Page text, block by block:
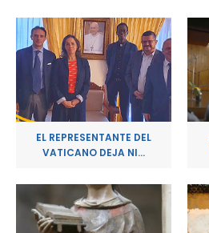
EL REPRESENTANTE DEL
VATICANO DEJA NI...